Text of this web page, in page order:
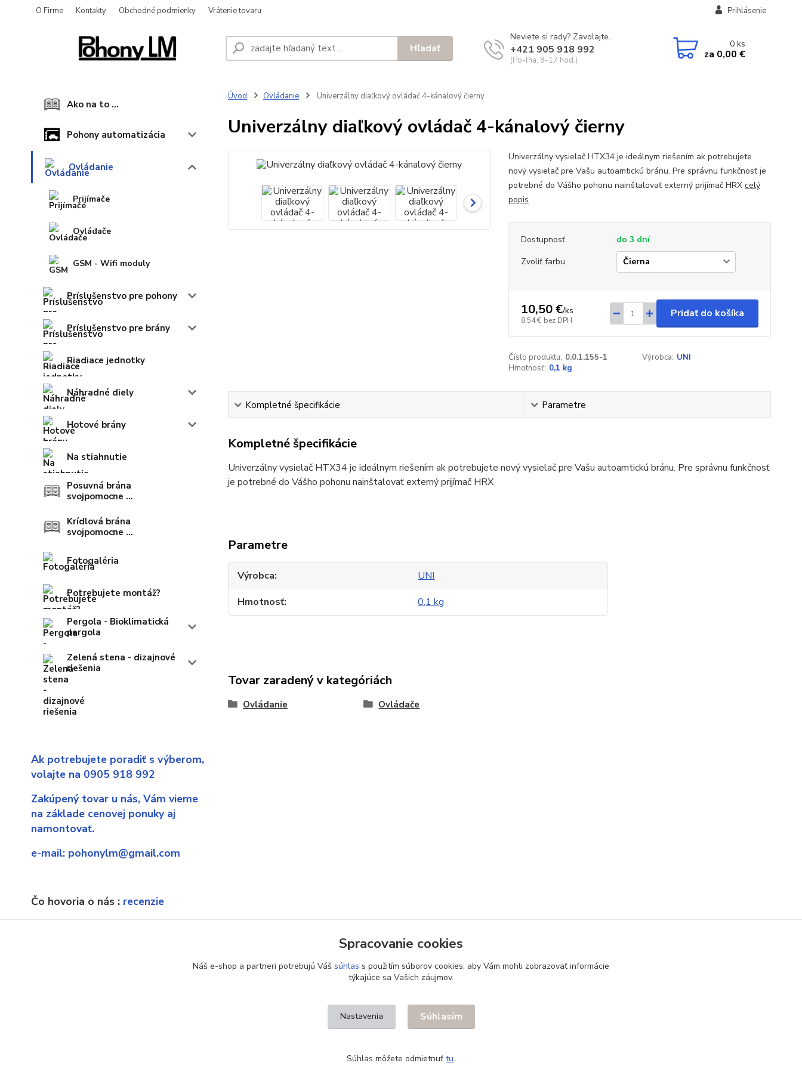
O Firme Kontakty Obchodné podmienky Vrátenie tovaru Prihlásenie
Hľadať
Neviete si rady? Zavolajte.
+421 905 918 992
(Po-Pia, 8-17 hod.)
0ks
za 0,00 €
Ako na to ...
Pohony automatizácia
Ovládanie
Prijímače
Ovládače
GSM - Wifi moduly
Príslušenstvo pre pohony
Príslušenstvo pre brány
Riadiace jednotky
Náhradné diely
Hotové brány
Na stiahnutie
Posuvná brána
svojpomocne ...
Krídlová brána
svojpomocne ...
Fotogaléria
Potrebujete montáž?
Pergola - Bioklimatická
pergola
Zelená stena - dizajnové
riešenia
Ak potrebujete poradiť s výberom,
volajte na 0905 918 992
Zakúpený tovar u nás, Vám vieme
na základe cenovej ponuky aj
namontovať.
e-mail: pohonylm@gmail.com
Čo hovoria o nás : recenzie
Úvod Ovládanie Univerzálny diaľkový ovládač 4-kánalový čierny
Univerzálny diaľkový ovládač 4-kánalový čierny
Univerzálny vysielač HTX34 je ideálnym riešením ak potrebujete
nový vysielač pre Vašu autoamtickú bránu. Pre správnu funkčnosť je
potrebné do Vášho pohonu nainštalovať externý prijímač HRX celý
popis
Dostupnosť
do 3 dní
Zvoliť farbu
10,50 €/ks
8,54 € bez DPH
Pridať do košíka
Číslo produktu: 0.0.1.155-1 Výrobca: UNI
Hmotnosť: 0,1 kg
Kompletné špecifikácie Parametre
Kompletné špecifikácie
Univerzálny vysielač HTX34 je ideálnym riešením ak potrebujete nový vysielač pre Vašu autoamtickú bránu. Pre správnu funkčnosť
je potrebné do Vášho pohonu nainštalovať externý prijímač HRX
Parametre
Výrobca
UNI
Hmotnosť
0,1 kg
Tovar zaradený v kategóriách
Ovládanie Ovládače
Spracovanie cookies
Náš e-shop a partneri potrebujú Váš súhlas s použitím súborov cookies, aby Vám mohli zobrazovať informácie
týkajúce sa Vašich záujmov.
Nastavenia Súhlasím
Súhlas môžete odmietnuť tu.